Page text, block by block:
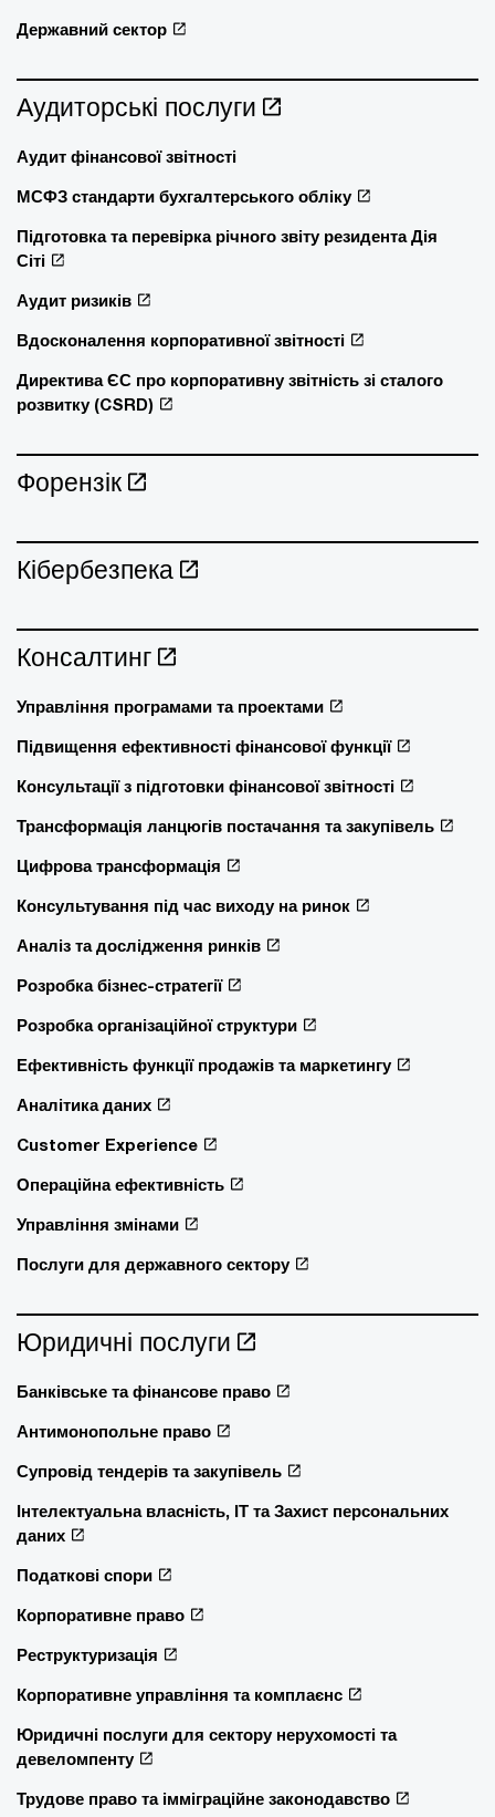
Державний сектор
Аудиторські послуги
Аудит фінансової звітності
МСФЗ стандарти бухгалтерського обліку
Підготовка та перевірка річного звіту резидента Дія
Сіті
Аудит ризиків
Вдосконалення корпоративної звітності
Директива ЄС про корпоративну звітність зі сталого
розвитку (CSRD)
Форензік
Кібербезпека
Консалтинг
Управління програмами та проектами
Підвищення ефективності фінансової функції
Консультації з підготовки фінансової звітності
Трансформація ланцюгів постачання та закупівель
Цифрова трансформація
Консультування під час виходу на ринок
Аналіз та дослідження ринків
Розробка бізнес-стратегії
Розробка організаційної структури
Ефективність функції продажів та маркетингу
Аналітика даних
Customer Experience
Операційна ефективність
Управління змінами
Послуги для державного сектору
Юридичні послуги
Банківське та фінансове право
Антимонопольне право
Супровід тендерів та закупівель
Інтелектуальна власність, ІТ та Захист персональних
даних
Податкові спори
Корпоративне право
Реструктуризація
Корпоративне управління та комплаєнс
Юридичні послуги для сектору нерухомості та
девеломпенту
Трудове право та імміграційне законодавство